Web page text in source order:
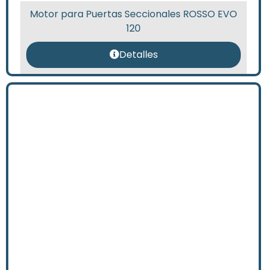
Motor para Puertas Seccionales ROSSO EVO
120
Detalles